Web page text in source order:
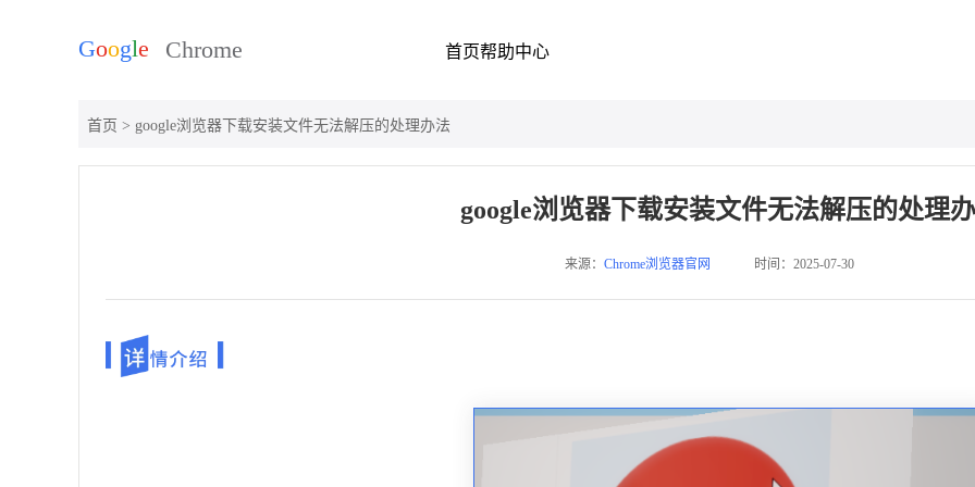
首页帮助中心
首页 > google浏览器下载安装文件无法解压的处理办法
google浏览器下载安装文件无法解压的处理
来源： Chrome浏览器官网 时间：2025-07-30